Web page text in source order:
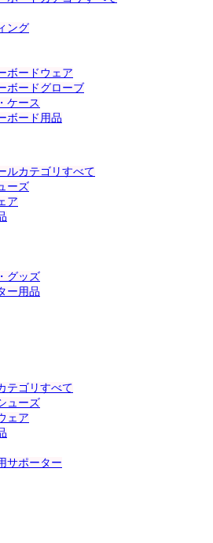
ング
ボードウェア
ボードグローブ
ケース
ボード用品
ルカテゴリすべて
ーズ
ア
グッズ
ー用品
テゴリすべて
ューズ
ェア
サポーター